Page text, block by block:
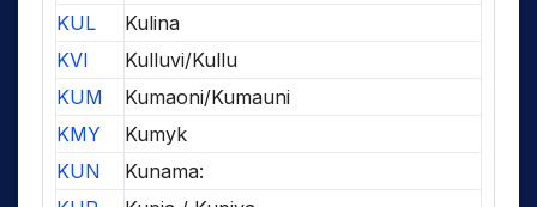
KUL
Kulina
KVI
Kulluvi/Kullu
KUM
Kumaoni/Kumauni
KMY
Kumyk
KUN
Kunama: